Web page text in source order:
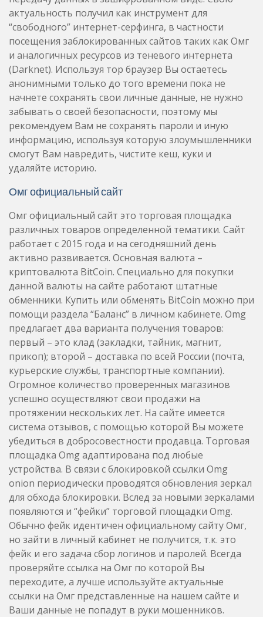
актуальность получил как инструмент для
“свободного” интернет-серфинга, в частности
посещения заблокированных сайтов таких как Омг
и аналогичных ресурсов из теневого интернета
(Darknet). Используя тор браузер Вы остаетесь
анонимными только до того времени пока не
начнете сохранять свои личные данные, не нужно
забывать о своей безопасности, поэтому мы
рекомендуем Вам не сохранять пароли и иную
информацию, используя которую злоумышленники
смогут Вам навредить, чистите кеш, куки и
удаляйте историю.
Омг официальный сайт
Омг официальный сайт это торговая площадка
различных товаров определенной тематики. Сайт
работает с 2015 года и на сегодняшний день
активно развивается. Основная валюта –
криптовалюта BitCoin. Специально для покупки
данной валюты на сайте работают штатные
обменники. Купить или обменять BitCoin можно при
помощи раздела “Баланс” в личном кабинете. Omg
предлагает два варианта получения товаров:
первый – это клад (закладки, тайник, магнит,
прикоп); второй – доставка по всей России (почта,
курьерские службы, транспортные компании).
Огромное количество проверенных магазинов
успешно осуществляют свои продажи на
протяжении нескольких лет. На сайте имеется
система отзывов, с помощью которой Вы можете
убедиться в добросовестности продавца. Торговая
площадка Omg адаптирована под любые
устройства. В связи с блокировкой ссылки Omg
onion периодически проводятся обновления зеркал
для обхода блокировки. Вслед за новыми зеркалами
появляются и “фейки” торговой площадки Omg.
Обычно фейк идентичен официальному сайту Омг,
но зайти в личный кабинет не получится, т.к. это
фейк и его задача сбор логинов и паролей. Всегда
проверяйте ссылка на Омг по которой Вы
переходите, а лучше используйте актуальные
ссылки на Омг представленные на нашем сайте и
Ваши данные не попадут в руки мошенников.